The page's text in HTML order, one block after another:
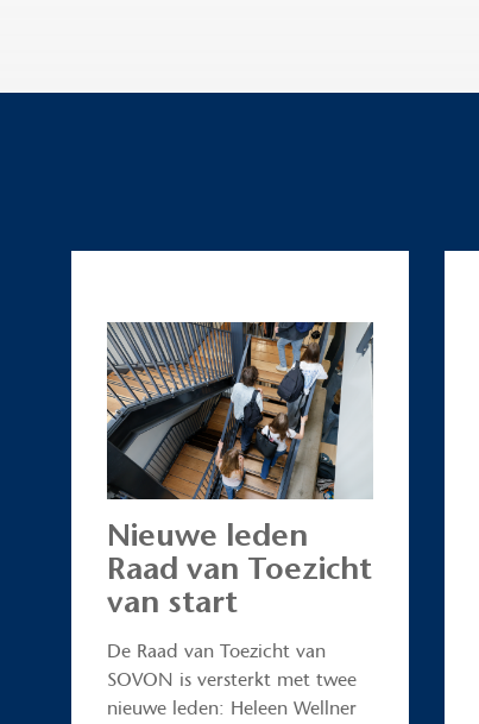
Nieuwe leden
Raad van Toezicht
van start
De Raad van Toezicht van
SOVON is versterkt met twee
nieuwe leden: Heleen Wellner